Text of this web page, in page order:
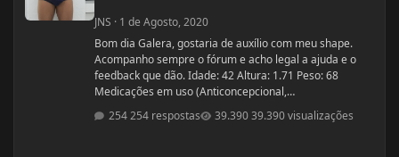
JNS · 1 de Agosto, 2020
Bom dia Galera, gostaria de auxílio com meu shape.
Acompanho sempre o fórum e acho legal a ajuda e o
feedback que dão. Idade: 42 Altura: 1.71 Peso: 68
Medicações em uso (Anticoncepcional,
antidepressivo,anti hipertensivo, etc...): nenhuma
Problemas de Saúde e história de cirurgias: nenhuma
254 respostas 39.390 visualizações